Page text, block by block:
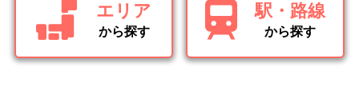
エリア
から探す
駅・路線
から探す